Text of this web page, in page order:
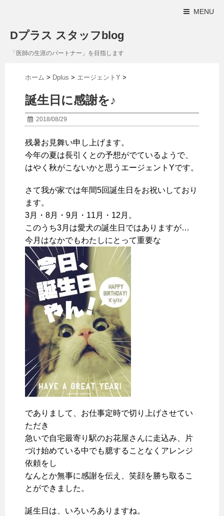
MENU
Dプラス スタッフblog
「医師の生涯のパートナー」を目指します
ホーム > Dplus > エージェントY >
誕生日に感謝を♪
2018/08/29
残暑お見舞い申し上げます。
今年の夏は長引くとの予想がでているようで、
はやく秋がこないかと思うエージェントYです。
さて我が家では年間5回誕生日をお祝いしており
ます。
3月・8月・9月・11月・12月。
このうち3月は愛犬の誕生日ではありますが…
今月はなかでもわたしにとって重要な
でありまして、お仕事定時で切り上げさせてい
ただき
急いで自宅最寄り駅のお花屋さんに走込み、片
づけ始めている中でも臆することなくアレンジ
依頼をし
なんとか無事に感謝を伝え、笑顔を勝ち取るこ
とができました。
誕生日は、いろいろありますね。